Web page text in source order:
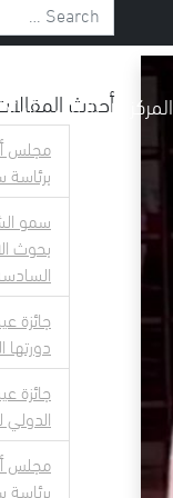
المركز الإعلامي
أحدث
مجلس
سمو
بحوث
جائزة
دورتها
جائزة
الدولي
مجلس